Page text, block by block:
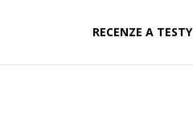
RECENZE A TESTY